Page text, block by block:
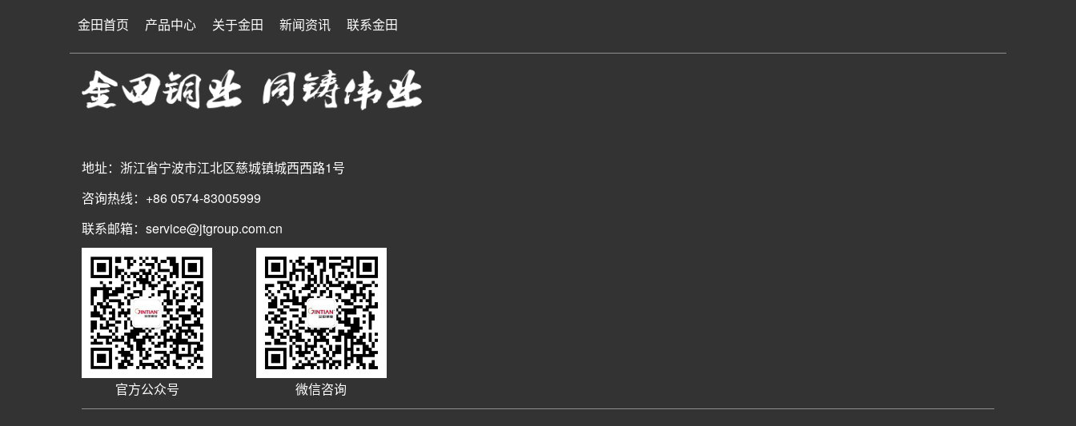
金田首页 产品中心 关于金田 新闻资讯 联系金田
地址：浙江省宁波市江北区慈城镇城西西路1号
咨询热线：+86 0574-83005999
联系邮箱：service@jtgroup.com.cn
官方公众号 微信咨询